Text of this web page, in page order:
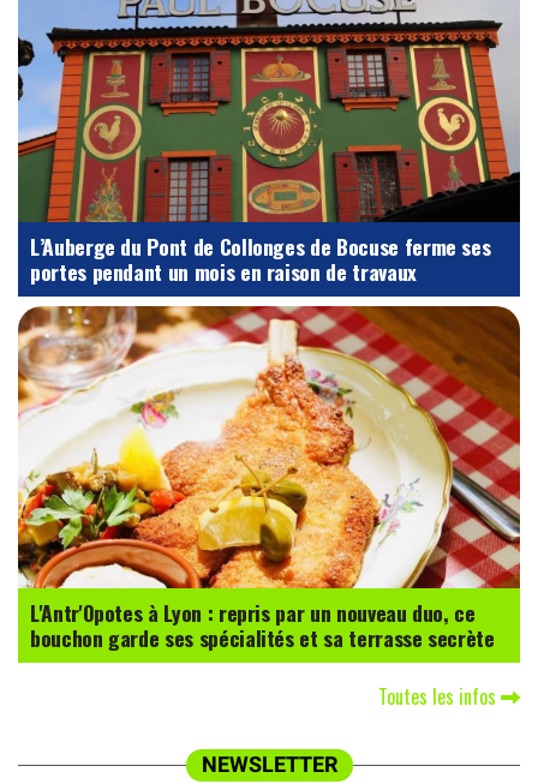
L’Auberge du Pont de Collonges de Bocuse ferme ses
portes pendant un mois en raison de travaux
L'Antr'Opotes à Lyon : repris par un nouveau duo, ce
bouchon garde ses spécialités et sa terrasse secrète
Toutes les infos
NEWSLETTER